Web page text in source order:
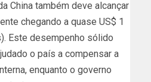
China também deve alcançar
chegando a quase US$ 1
Este desempenho sólido
o país a compensar a
enquanto o governo